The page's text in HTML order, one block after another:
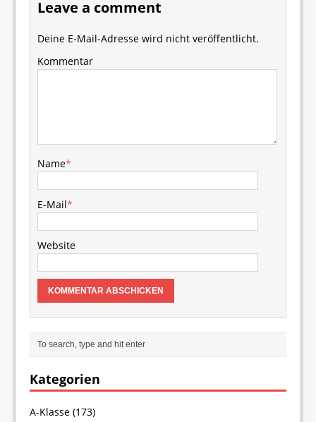
Leave a comment
Deine E-Mail-Adresse wird nicht veröffentlicht.
Kommentar
Name*
E-Mail*
Website
Kategorien
A-Klasse (173)